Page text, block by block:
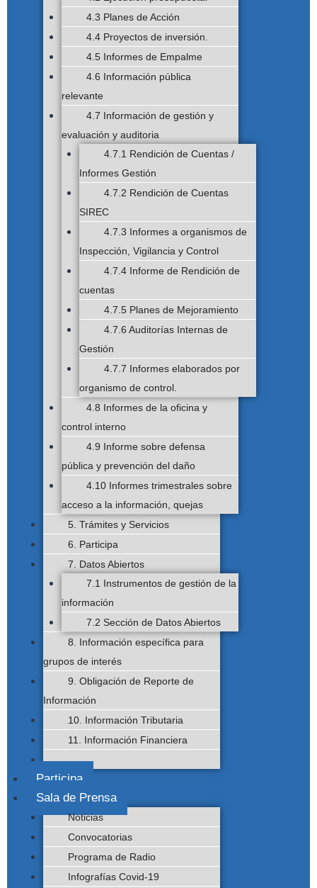
4.3 Planes de Acción
4.4 Proyectos de inversión.
4.5 Informes de Empalme
4.6 Información pública
relevante
4.7 Información de gestión y
evaluación y auditoria
4.7.1 Rendición de Cuentas /
Informes Gestión
4.7.2 Rendición de Cuentas
SIREC
4.7.3 Informes a organismos de
Inspección, Vigilancia y Control
4.7.4 Informe de Rendición de
cuentas
4.7.5 Planes de Mejoramiento
4.7.6 Auditorías Internas de
Gestión
4.7.7 Informes elaborados por
organismo de control.
4.8 Informes de la oficina y
control interno
4.9 Informe sobre defensa
pública y prevención del daño
4.10 Informes trimestrales sobre
acceso a la información, quejas
5. Trámites y Servicios
6. Participa
7. Datos Abiertos
7.1 Instrumentos de gestión de la
información
7.2 Sección de Datos Abiertos
8. Información específica para
grupos de interés
9. Obligación de Reporte de
Información
10. Información Tributaria
11. Información Financiera
Participa
Sala de Prensa
Noticias
Convocatorias
Programa de Radio
Infografías Covid-19